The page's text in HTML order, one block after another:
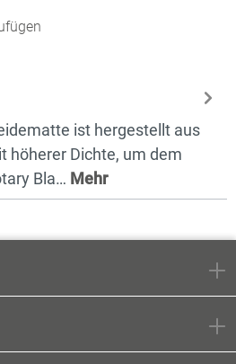
ist hergestellt aus
höherer Dichte, um dem
Bla… Mehr